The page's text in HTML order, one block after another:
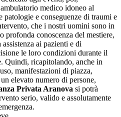
medico idoneo al
patologie e conseguenze di traumi e
che i nostri uomini sono in
profonda conoscenza del mestiere,
ai pazienti e di
le loro condizioni durante il
Quindi, ricapitolando, anche in
manifestazioni di piazza,
elevato numero di persone,
Privata Aranova si potrà
serio, valido e assolutamente